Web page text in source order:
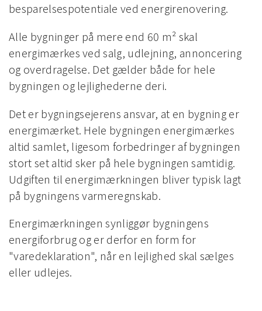
besparelsespotentiale ved energirenovering.
Alle bygninger på mere end 60 m² skal
energimærkes ved salg, udlejning, annoncering
og overdragelse. Det gælder både for hele
bygningen og lejlighederne deri.
Det er bygningsejerens ansvar, at en bygning er
energimærket. Hele bygningen energimærkes
altid samlet, ligesom forbedringer af bygningen
stort set altid sker på hele bygningen samtidig.
Udgiften til energimærkningen bliver typisk lagt
på bygningens varmeregnskab.
Energimærkningen synliggør bygningens
energiforbrug og er derfor en form for
"varedeklaration", når en lejlighed skal sælges
eller udlejes.